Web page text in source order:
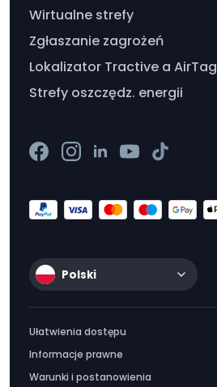
Wirtualne strefy
Zgłaszanie zagrożeń
Lokalizator Tractive a AirTag
Strefy oszczędz. energii
Polski
Ułatwienia dostępu
Informacje prawne
Warunki i postanowienia